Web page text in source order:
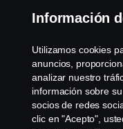
© Copyright Scania
CV AB (publ), SE-151
+46-8-55 38 10 00,
Información
Utilizamos cookies
anuncios,
analizar nuestro
información sobre
socios de redes
clic en "Acepto",